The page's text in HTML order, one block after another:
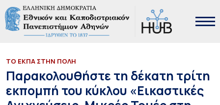
ΤΟ ΕΚΠΑ ΣΤΗΝ ΠΟΛΗ
Παρακολουθήστε τη δέκατη τρίτη
εκπομπή του κύκλου «Εικαστικές